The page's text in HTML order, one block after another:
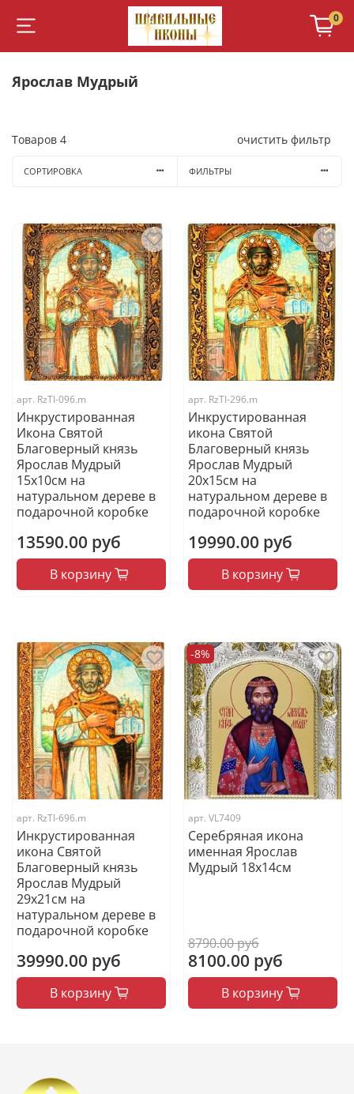
0
Ярослав Мудрый
Товаров 4 очистить фильтр
СОРТИРОВКА ФИЛЬТРЫ
арт. RzTI-096.m
Инкрустированная
Икона Святой
Благоверный князь
Ярослав Мудрый
15х10см на
натуральном дереве в
подарочной коробке
13590.00 руб
В корзину
арт. RzTI-296.m
Инкрустированная
икона Святой
Благоверный князь
Ярослав Мудрый
20х15см на
натуральном дереве в
подарочной коробке
19990.00 руб
В корзину
арт. RzTI-696.m
Инкрустированная
икона Святой
Благоверный князь
Ярослав Мудрый
29х21см на
натуральном дереве в
подарочной коробке
39990.00 руб
В корзину
-8%
арт. VL7409
Серебряная икона
именная Ярослав
Мудрый 18x14см
8790.00 руб
8100.00 руб
В корзину